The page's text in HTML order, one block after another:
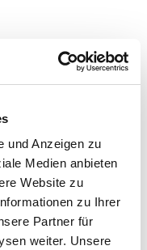
und Anzeigen zu
Medien anbieten
Website zu
zu Ihrer
Partner für
weiter. Unsere